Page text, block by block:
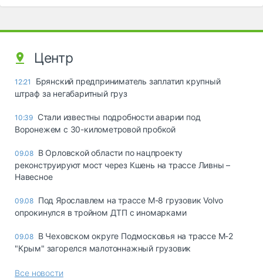
Центр
12:21
Брянский предприниматель заплатил крупный
штраф за негабаритный груз
10:39 Стали известны подробности аварии под
Воронежем с 30-километровой пробкой
09.08 В Орловской области по нацпроекту
реконструируют мост через Кшень на трассе Ливны –
Навесное
09.08 Под Ярославлем на трассе М-8 грузовик Volvo
опрокинулся в тройном ДТП с иномарками
09.08 В Чеховском округе Подмосковья на трассе М-2
"Крым" загорелся малотоннажный грузовик
Все новости